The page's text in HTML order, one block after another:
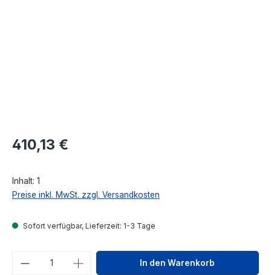
Regulärer Preis:
410,13 €
Inhalt: 1
Preise inkl. MwSt. zzgl. Versandkosten
Sofort verfügbar, Lieferzeit: 1-3 Tage
Produkt Anzahl: Gib denIn den Warenkorb